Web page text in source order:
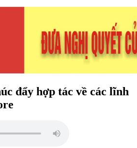
đẩy hợp tác về các lĩnh